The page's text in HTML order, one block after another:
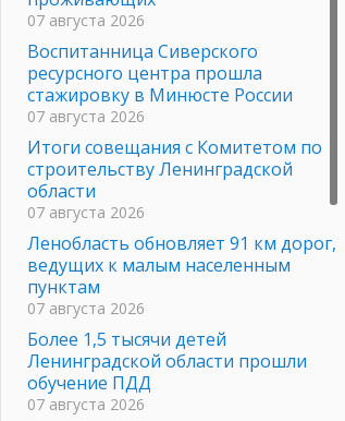
07 августа 2026
Воспитанница Сиверского
ресурсного центра прошла
стажировку в Минюсте России
07 августа 2026
Итоги совещания с Комитетом по
строительству Ленинградской
области
07 августа 2026
Ленобласть обновляет 91 км дорог,
ведущих к малым населенным
пунктам
07 августа 2026
Более 1,5 тысячи детей
Ленинградской области прошли
обучение ПДД
07 августа 2026